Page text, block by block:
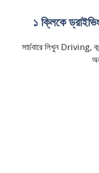
১ ক্লিকে
সার্চবারে লিখুন Driving,